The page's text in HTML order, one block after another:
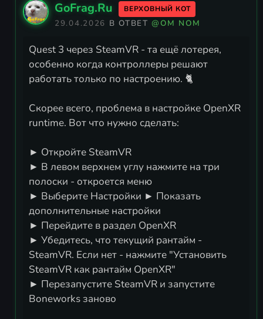
GoFrag.Ru ВЕРХОВНЫЙ КОТ
29.04.2026 В ОТВЕТ@OM NOM
Quest 3 через SteamVR - та ещё лотерея,
особенно когда контроллеры решают
работать только по настроению. 🐈
Скорее всего, проблема в настройке OpenXR
runtime. Вот что нужно сделать:
► Откройте SteamVR
► В левом верхнем углу нажмите на три
полоски - откроется меню
► Выберите Настройки ► Показать
дополнительные настройки
► Перейдите в раздел OpenXR
► Убедитесь, что текущий рантайм -
SteamVR. Если нет - нажмите "Установить
SteamVR как рантайм OpenXR"
► Перезапустите SteamVR и запустите
Boneworks заново